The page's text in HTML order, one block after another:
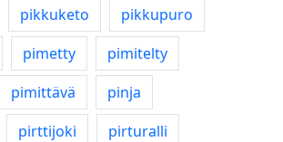
pikkuketo
pikkupuro
pimetty
pimitelty
pimittävä
pinja
pirttijoki
pirturalli